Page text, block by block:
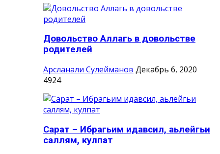
Довольство Аллагь в довольстве
родителей
Арсланали Сулейманов Декабрь 6, 2020
4924
Сарат – Ибрагьим идавсил, аьлейгьи
саллям, кулпат